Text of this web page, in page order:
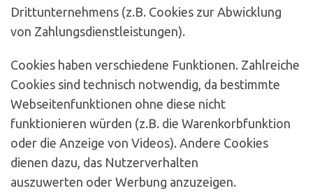
Drittunternehmens (z.B. Cookies zur Abwicklung
von Zahlungsdienstleistungen).
Cookies haben verschiedene Funktionen. Zahlreiche
Cookies sind technisch notwendig, da bestimmte
Webseitenfunktionen ohne diese nicht
funktionieren würden (z.B. die Warenkorbfunktion
oder die Anzeige von Videos). Andere Cookies
dienen dazu, das Nutzerverhalten
auszuwerten oder Werbung anzuzeigen.